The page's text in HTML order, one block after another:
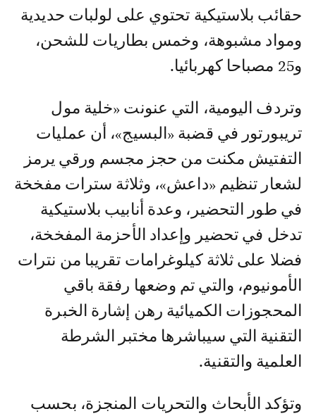
حقائب بلاستيكية تحتوي على لولبات حديدية
ومواد مشبوهة، وخمس بطاريات للشحن،
و25 مصباحا كهربائيا.
وتردف اليومية، التي عنونت «خلية مول
تريبورتور في قضبة «البسيج»، أن عمليات
التفتيش مكنت من حجز مجسم ورقي يرمز
لشعار تنظيم «داعش»، وثلاثة سترات مفخخة
في طور التحضير، وعدة أنابيب بلاستيكية
تدخل في تحضير وإعداد الأحزمة المفخخة،
فضلا على ثلاثة كيلوغرامات تقريبا من نترات
الأمونيوم، والتي تم وضعها رفقة باقي
المحجوزات الكميائية رهن إشارة الخبرة
التقنية التي سيباشرها مختبر الشرطة
العلمية والتقنية.
وتؤكد الأبحاث والتحريات المنجزة، بحسب